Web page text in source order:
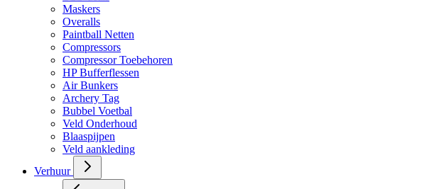
Maskers
Overalls
Paintball Netten
Compressors
Compressor Toebehoren
HP Bufferflessen
Air Bunkers
Archery Tag
Bubbel Voetbal
Veld Onderhoud
Blaaspijpen
Veld aankleding
Verhuur